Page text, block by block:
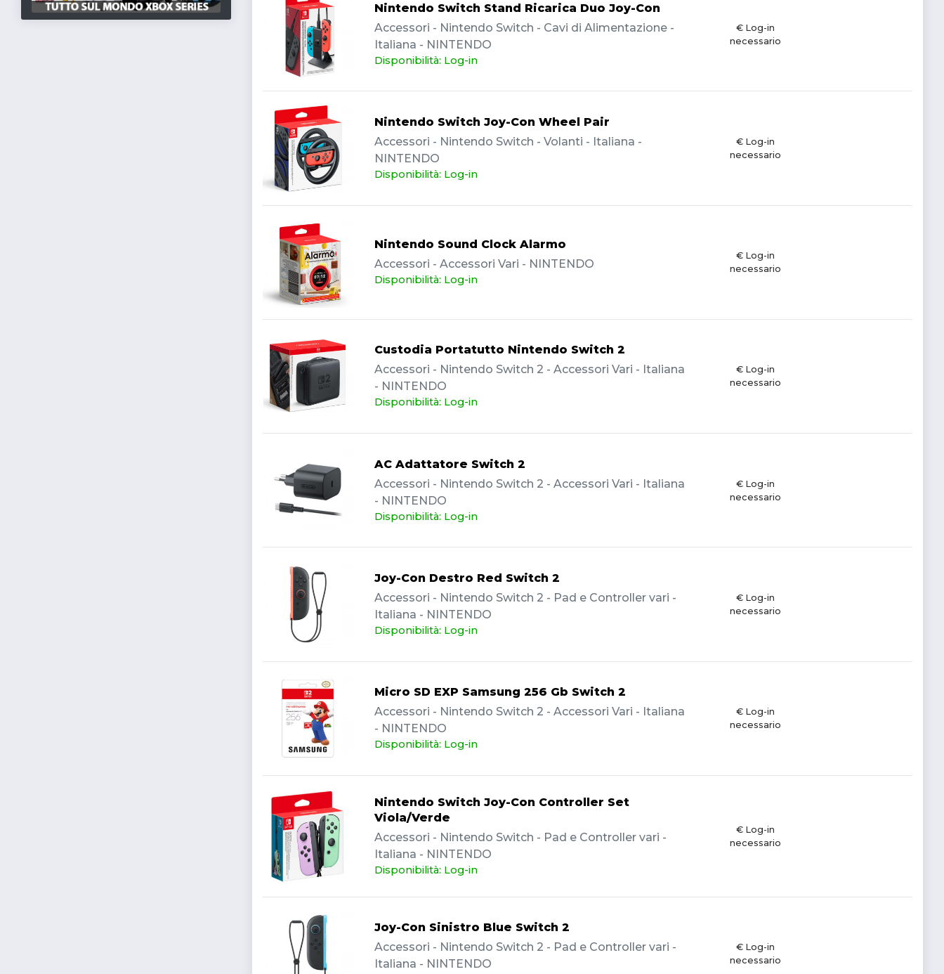
Nintendo Switch Stand Ricarica Duo Joy-Con
Accessori - Nintendo Switch - Cavi di Alimentazione -
Italiana - NINTENDO
Disponibilità: Log-in
€ Log-in
necessario
Nintendo Switch Joy-Con Wheel Pair
Accessori - Nintendo Switch - Volanti - Italiana -
NINTENDO
Disponibilità: Log-in
€ Log-in
necessario
Nintendo Sound Clock Alarmo
Accessori - Accessori Vari - NINTENDO
Disponibilità: Log-in
€ Log-in
necessario
Custodia Portatutto Nintendo Switch 2
Accessori - Nintendo Switch 2 - Accessori Vari - Italiana
- NINTENDO
Disponibilità: Log-in
€ Log-in
necessario
AC Adattatore Switch 2
Accessori - Nintendo Switch 2 - Accessori Vari - Italiana
- NINTENDO
Disponibilità: Log-in
€ Log-in
necessario
Joy-Con Destro Red Switch 2
Accessori - Nintendo Switch 2 - Pad e Controller vari -
Italiana - NINTENDO
Disponibilità: Log-in
€ Log-in
necessario
Micro SD EXP Samsung 256 Gb Switch 2
Accessori - Nintendo Switch 2 - Accessori Vari - Italiana
- NINTENDO
Disponibilità: Log-in
€ Log-in
necessario
Nintendo Switch Joy-Con Controller Set
Viola/Verde
Accessori - Nintendo Switch - Pad e Controller vari -
Italiana - NINTENDO
Disponibilità: Log-in
€ Log-in
necessario
Joy-Con Sinistro Blue Switch 2
Accessori - Nintendo Switch 2 - Pad e Controller vari -
Italiana - NINTENDO
€ Log-in
necessario